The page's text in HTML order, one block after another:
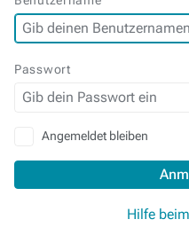
Passwort
Angemeldet bleiben
Hilfe